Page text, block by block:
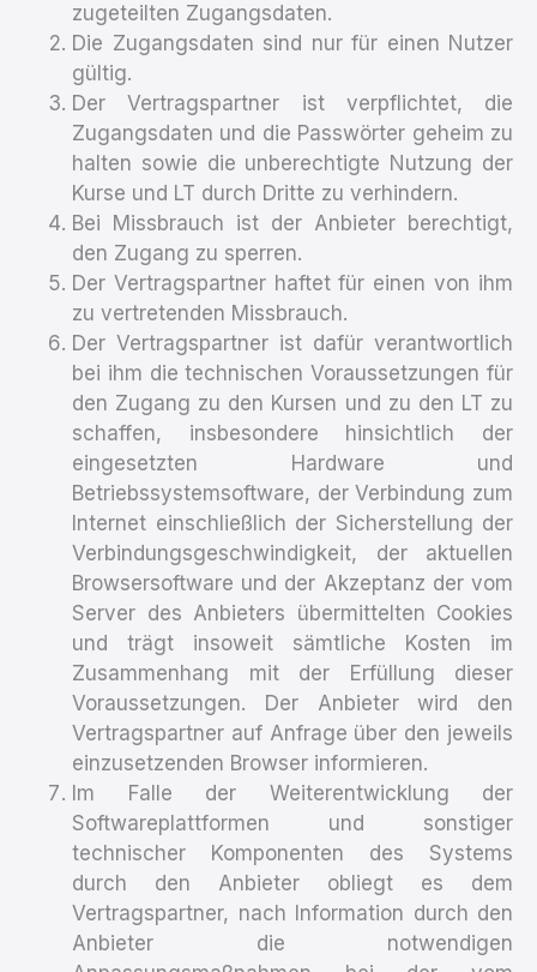
zugeteilten Zugangsdaten.
Die Zugangsdaten sind nur für einen Nutzer
gültig.
Der Vertragspartner ist verpflichtet, die
Zugangsdaten und die Passwörter geheim zu
halten sowie die unberechtigte Nutzung der
Kurse und LT durch Dritte zu verhindern.
Bei Missbrauch ist der Anbieter berechtigt,
den Zugang zu sperren.
Der Vertragspartner haftet für einen von ihm
zu vertretenden Missbrauch.
Der Vertragspartner ist dafür verantwortlich
bei ihm die technischen Voraussetzungen für
den Zugang zu den Kursen und zu den LT zu
schaffen, insbesondere hinsichtlich der
eingesetzten Hardware und
Betriebssystemsoftware, der Verbindung zum
Internet einschließlich der Sicherstellung der
Verbindungsgeschwindigkeit, der aktuellen
Browsersoftware und der Akzeptanz der vom
Server des Anbieters übermittelten Cookies
und trägt insoweit sämtliche Kosten im
Zusammenhang mit der Erfüllung dieser
Voraussetzungen. Der Anbieter wird den
Vertragspartner auf Anfrage über den jeweils
einzusetzenden Browser informieren.
Im Falle der Weiterentwicklung der
Softwareplattformen und sonstiger
technischer Komponenten des Systems
durch den Anbieter obliegt es dem
Vertragspartner, nach Information durch den
Anbieter die notwendigen